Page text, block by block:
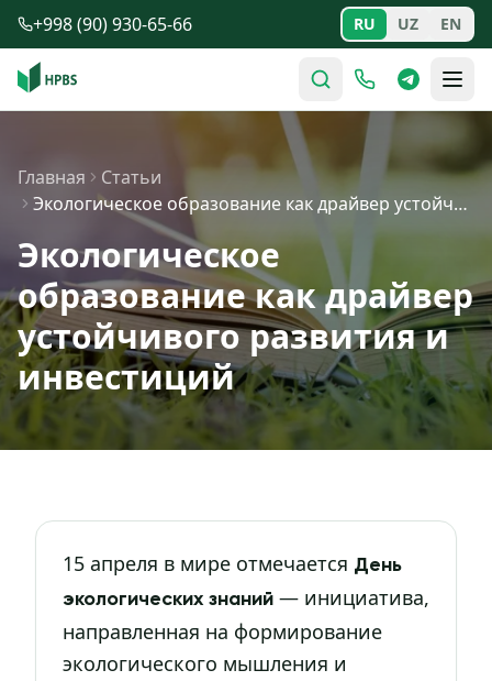
Перейти к содержимому
+998 (90) 930-65-66 RU UZ EN
Главная
Статьи
Экологическое образование как драйвер устойчивого разви…
Экологическое
образование как драйвер
устойчивого развития и
инвестиций
15 апреля в мире отмечается День
экологических знаний — инициатива,
направленная на формирование
экологического мышления и